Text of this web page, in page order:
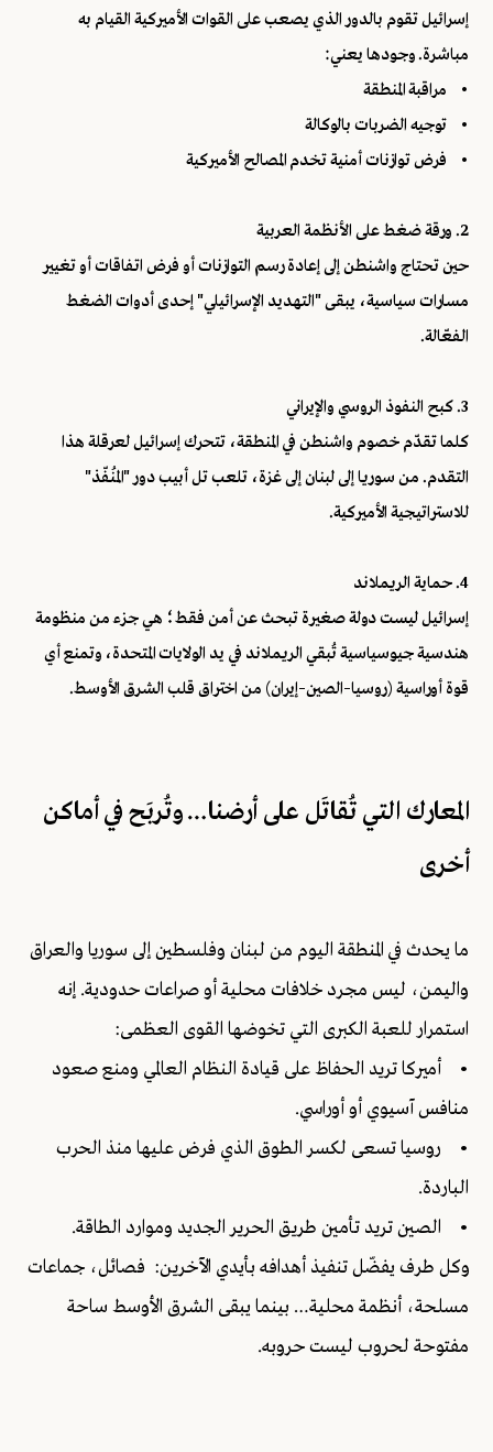
إسرائيل تقوم بالدور الذي يصعب على القوات الأميركية القيام به
مباشرة. وجودها يعني:
• مراقبة المنطقة
• توجيه الضربات بالوكالة
• فرض توازنات أمنية تخدم المصالح الأميركية
2. ورقة ضغط على الأنظمة العربية
حين تحتاج واشنطن إلى إعادة رسم التوازنات أو فرض اتفاقات أو تغيير
مسارات سياسية، يبقى "التهديد الإسرائيلي" إحدى أدوات الضغط
الفعّالة.
3. كبح النفوذ الروسي والإيراني
كلما تقدّم خصوم واشنطن في المنطقة، تتحرك إسرائيل لعرقلة هذا
التقدم. من سوريا إلى لبنان إلى غزة، تلعب تل أبيب دور "المُنفّذ"
للاستراتيجية الأميركية.
4. حماية الريملاند
إسرائيل ليست دولة صغيرة تبحث عن أمن فقط؛ هي جزء من منظومة
هندسية جيوسياسية تُبقي الريملاند في يد الولايات المتحدة، وتمنع أي
قوة أوراسية (روسيا–الصين–إيران) من اختراق قلب الشرق الأوسط.
المعارك التي تُقاتَل على أرضنا… وتُربَح في أماكن
أخرى
ما يحدث في المنطقة اليوم من لبنان وفلسطين إلى سوريا والعراق
واليمن، ليس مجرد خلافات محلية أو صراعات حدودية. إنه
استمرار للعبة الكبرى التي تخوضها القوى العظمى:
• أميركا تريد الحفاظ على قيادة النظام العالمي ومنع صعود
منافس آسيوي أو أوراسي.
• روسيا تسعى لكسر الطوق الذي فرض عليها منذ الحرب
الباردة.
• الصين تريد تأمين طريق الحرير الجديد وموارد الطاقة.
وكل طرف يفضّل تنفيذ أهدافه بأيدي الآخرين: فصائل، جماعات
مسلحة، أنظمة محلية… بينما يبقى الشرق الأوسط ساحة
مفتوحة لحروب ليست حروبه.